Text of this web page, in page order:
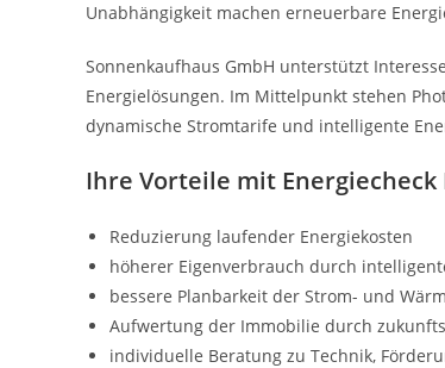
Unabhängigkeit machen erneuerbare
Sonnenkaufhaus GmbH unterstützt
Energielösungen. Im Mittelpunkt stehen
dynamische Stromtarife und intelligente
Ihre Vorteile mit
Reduzierung laufender Energiekosten
höherer Eigenverbrauch durch
bessere Planbarkeit der Strom- und
Aufwertung der Immobilie durch
individuelle Beratung zu Technik,